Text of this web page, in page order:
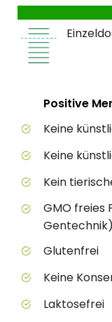
Positive
StatusPositive
Keine
Keine
Kein
GMO freies
Gentechnik)
Glutenfrei
Keine
Laktosefrei